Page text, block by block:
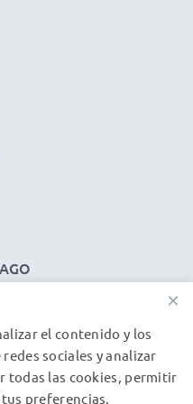
×
el contenido y los
sociales y analizar
todas las cookies, permitir
preferencias.